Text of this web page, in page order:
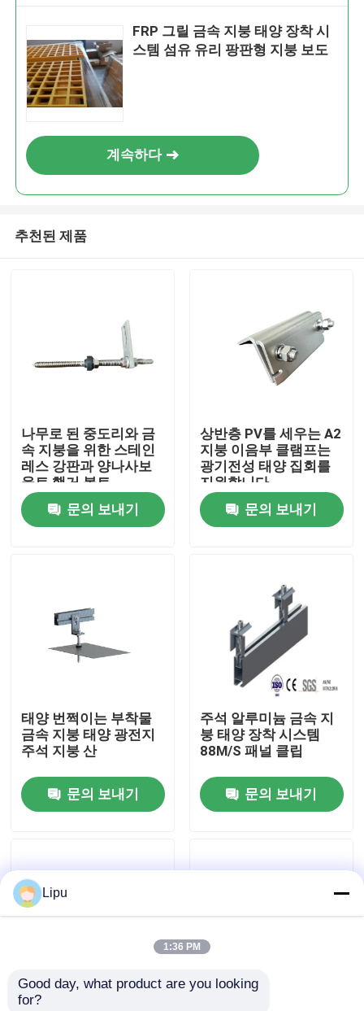
우리에 대하여
공장 여행
연락주세요
태양 피프 장착 시스템
FRP 그릴 금속 지붕 태양 장착 시
스템 섬유 유리 팡판형 지붕 보도
계속하다
추천된 제품
나무로 된 중도리와 금
속 지붕을 위한 스테인
레스 강판과 양나사보
울트 행거 볼트
문의 보내기
상반층 PV를 세우는 A2
지붕 이음부 클램프는
광기전성 태양 집회를
지원합니다
문의 보내기
태양 번쩍이는 부착물
금속 지붕 태양 광전지
주석 지붕 산
문의 보내기
주석 알루미늄 금속 지
붕 태양 장착 시스템
88M/S 패널 클립
문의 보내기
트라이앵글 60m/S 금
Lipu
1:36 PM
Good day, what product are you looking
for?